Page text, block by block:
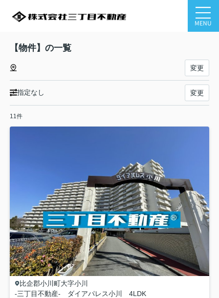
MENU
【物件】の一覧
変更
指定なし 変更
11件
比企郡小川町大字小川
-三丁目不動産- ダイアパレス小川 4LDK